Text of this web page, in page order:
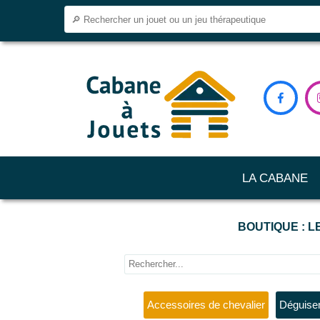
LA CABANE

BOUTIQUE :
Accessoires de chevalier